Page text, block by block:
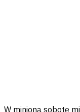
Email
W minioną sobotę